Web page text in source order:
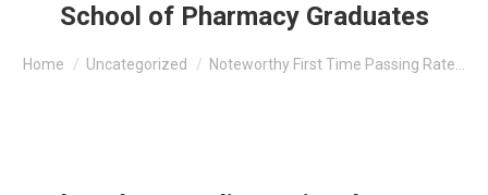
School of Pharmacy Graduates
You are here:
Home Uncategorized Noteworthy First Time Passing Rate…